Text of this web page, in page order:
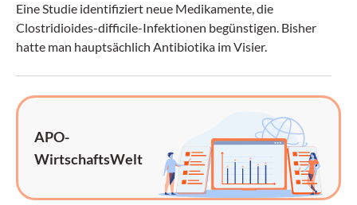
Eine Studie identifiziert neue Medikamente, die
Clostridioides-difficile-Infektionen begünstigen. Bisher
hatte man hauptsächlich Antibiotika im Visier.
APO-
WirtschaftsWelt